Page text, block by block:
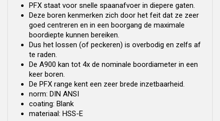
PFX staat voor snelle spaanafvoer in diepere gaten.
Deze boren kenmerken zich door het feit dat ze zeer
goed centreren en in een boorgang de maximale
boordiepte kunnen bereiken.
Dus het lossen (of peckeren) is overbodig en zelfs af
te raden.
De A900 kan tot 4x de nominale boordiameter in een
keer boren.
De PFX range kent een zeer brede inzetbaarheid.
norm: DIN ANSI
coating: Blank
materiaal: HSS-E